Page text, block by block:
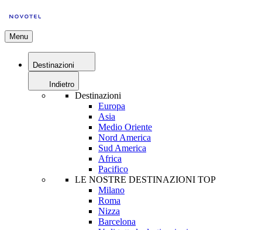
Menu
Destinazioni
Indietro
Destinazioni
Europa
Asia
Medio Oriente
Nord America
Sud America
Africa
Pacifico
LE NOSTRE DESTINAZIONI TOP
Milano
Roma
Nizza
Barcelona